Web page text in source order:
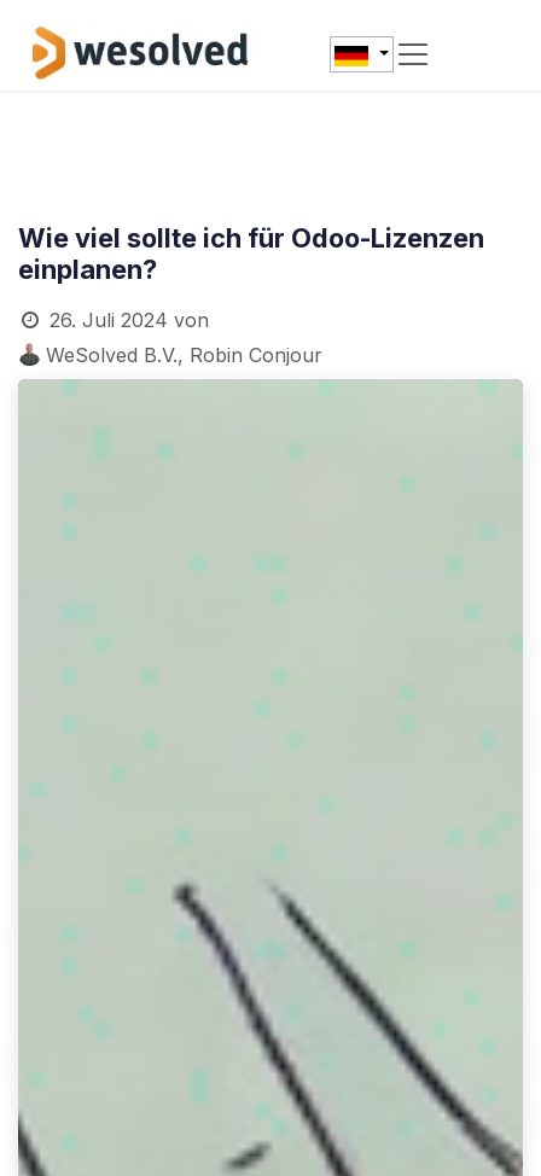
Wie viel sollte ich für Odoo-Lizenzen
einplanen?
26. Juli 2024 von
WeSolved B.V., Robin Conjour